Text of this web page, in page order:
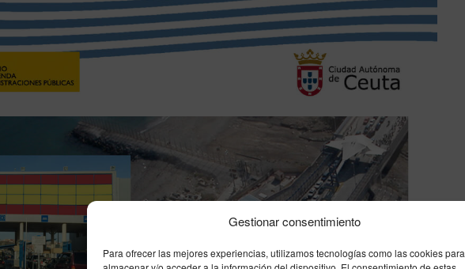
Gestionar consentimiento
Para ofrecer las mejores experiencias, utilizamos tecnologías como las cookies para